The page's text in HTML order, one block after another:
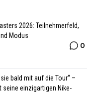
2026: Teilnehmerfeld,
Modus
0
bald mit auf die Tour“ –
seine einzigartigen Nike-